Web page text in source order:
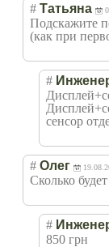
# Татьяна
Подскажите
(как при
#
сенсор
# Олег
Сколько
#
850 грн